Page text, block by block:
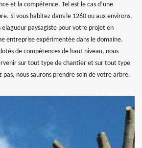
et la compétence. Tel est le cas d’une
Si vous habitez dans le 1260 ou aux environs,
elagueur paysagiste pour votre projet en
entreprise expérimentée dans le domaine.
de compétences de haut niveau, nous
sur tout type de chantier et sur tout type
pas, nous saurons prendre soin de votre arbre.